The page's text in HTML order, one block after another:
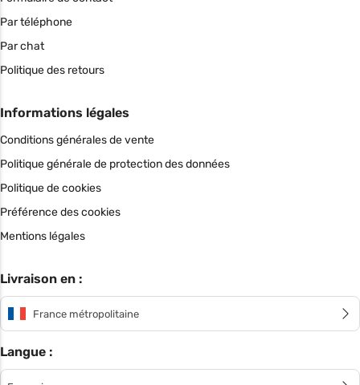
Par téléphone
Par chat
Politique des retours
Informations légales
Conditions générales de vente
Politique générale de protection des données
Politique de cookies
Préférence des cookies
Mentions légales
Livraison en :
France métropolitaine
Langue :